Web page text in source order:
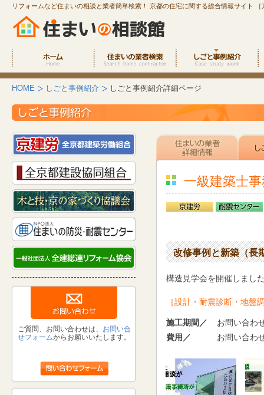
リフォームなど住まいの相談と業者簡単検索！ 京都の住宅に関する総合情報サイト
HOME しごと事例紹介 しごと事例紹介詳細ページ
一級建築士
改修事例と新築（長
構造見学会を開催しまし
［設計・耐震診断・地
施工期間／
お問い合わ
費用／
お問い合わ
ご質問、お問い合わせは、 お問い合
せフォームからお願いいたします。